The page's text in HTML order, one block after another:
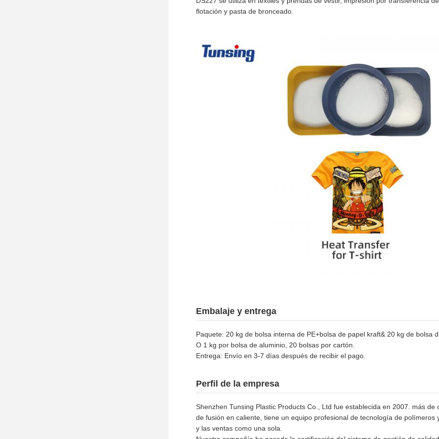
flotación y pasta de bronceado.
Embalaje y entrega
Paquete: 20 kg de bolsa interna de PE+bolsa de papel kraft& 20 kg de bolsa
O 1 kg por bolsa de aluminio, 20 bolsas por cartón.
Entrega: Envío en 3-7 días después de recibir el pago.
Perfil de la empresa
Shenzhen Tunsing Plastic Products Co., Ltd fue establecida en 2007. más
de fusión en caliente, tiene un equipo profesional de tecnología de
y las ventas como una sola.